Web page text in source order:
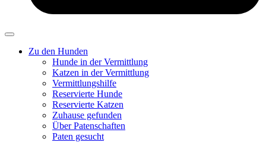
Zu den Hunden
Hunde in der Vermittlung
Katzen in der Vermittlung
Vermittlungshilfe
Reservierte Hunde
Reservierte Katzen
Zuhause gefunden
Über Patenschaften
Paten gesucht